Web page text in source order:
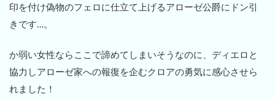
印を付け偽物のフェロに仕立て上げるアローゼ公爵にドン引
きです…。
か弱い女性ならここで諦めてしまいそうなのに、ディエロと
協力しアローゼ家への報復を企むクロアの勇気に感心させら
れました！